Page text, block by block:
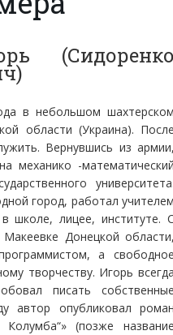
в небольшом
области (Украина).
Вернувшись из
механико -
город, работал
школе, лицее, институте.
Донецкой
а
творчеству. Игорь
писать
автор опубликовал
(позже